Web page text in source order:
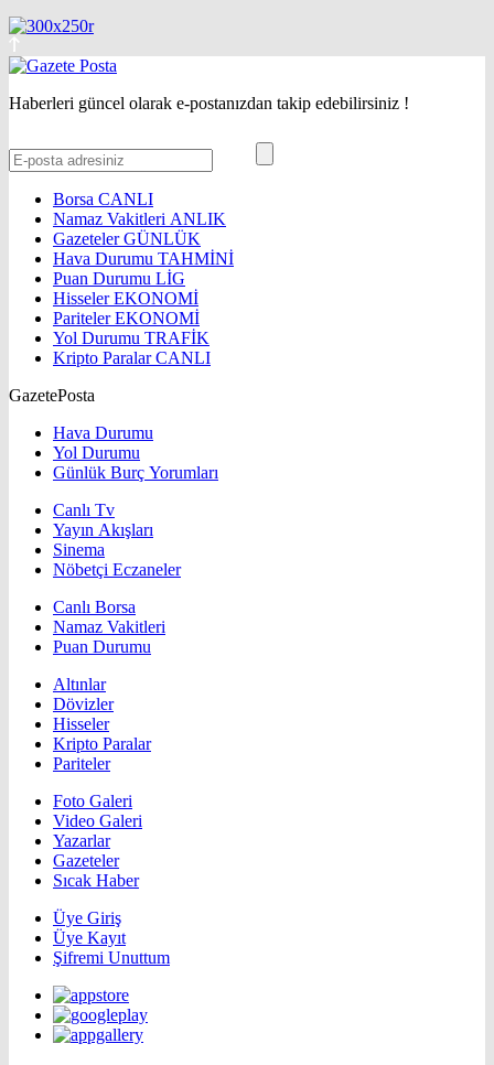
Haberleri güncel olarak e-postanızdan takip edebilirsiniz !
Borsa CANLI
Namaz Vakitleri ANLIK
GazetelerGÜNLÜK
Hava Durumu TAHMİNİ
Puan Durumu LİG
HisselerEKONOMİ
ParitelerEKONOMİ
Yol Durumu TRAFİK
Kripto ParalarCANLI
GazetePosta
Hava Durumu
Yol Durumu
Günlük Burç Yorumları
Canlı Tv
Yayın Akışları
Sinema
Nöbetçi Eczaneler
Canlı Borsa
Namaz Vakitleri
Puan Durumu
Altınlar
Dövizler
Hisseler
Kripto Paralar
Pariteler
Foto Galeri
Video Galeri
Yazarlar
Gazeteler
Sıcak Haber
Üye Giriş
Üye Kayıt
Şifremi Unuttum